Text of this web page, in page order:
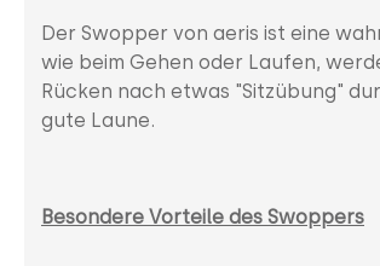
Der Swopper von aeris ist eine
wie beim Gehen oder Laufen,
Rücken nach etwas "Sitzübung"
gute Laune.
Besondere Vorteile des Swoppers